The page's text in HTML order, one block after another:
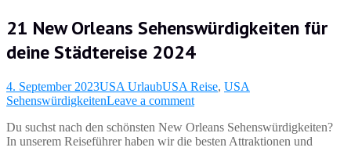
21 New Orleans Sehenswürdigkeiten für
deine Städtereise 2024
4. September 2023USA UrlaubUSA Reise, USA
SehenswürdigkeitenLeave a comment
Du suchst nach den schönsten New Orleans Sehenswürdigkeiten?
In unserem Reiseführer haben wir die besten Attraktionen und